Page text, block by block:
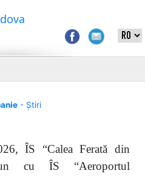
- Știri
ÎS “Calea Ferată din
cu ÎS “Aeroportul